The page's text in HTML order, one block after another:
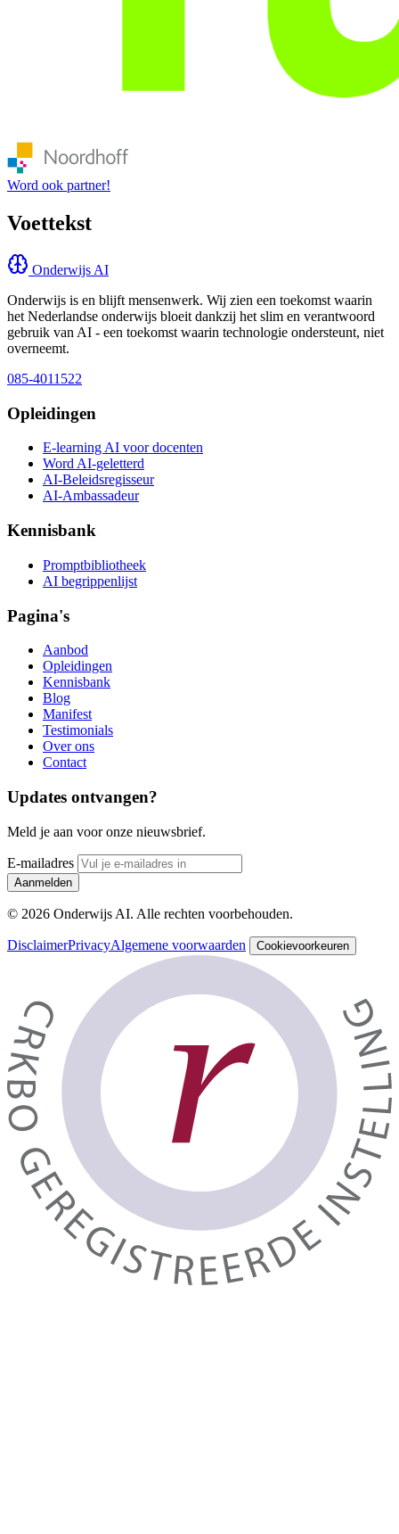
Word ook partner!
Voettekst
Onderwijs AI
Onderwijs is en blijft mensenwerk. Wij zien een toekomst waarin
het Nederlandse onderwijs bloeit dankzij het slim en verantwoord
gebruik van AI - een toekomst waarin technologie ondersteunt, niet
overneemt.
085-4011522
Opleidingen
E-learning AI voor docenten
Word AI-geletterd
AI-Beleidsregisseur
AI-Ambassadeur
Kennisbank
Promptbibliotheek
AI begrippenlijst
Pagina's
Aanbod
Opleidingen
Kennisbank
Blog
Manifest
Testimonials
Over ons
Contact
Updates ontvangen?
Meld je aan voor onze nieuwsbrief.
E-mailadres
Aanmelden
© 2026 Onderwijs AI. Alle rechten voorbehouden.
DisclaimerPrivacyAlgemene voorwaarden Cookievoorkeuren